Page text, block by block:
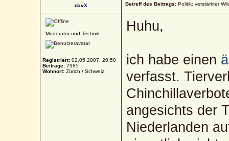
davX Betreff des Beitrags: Politik: verstärkter
Moderator und Technik
Registriert: 02.05.2007, 20:50
Beiträge: 7985
Wohnort: Zürich / Schweiz
Huhu,
ich habe einen
verfasst.
angesichts der
Niederlanden